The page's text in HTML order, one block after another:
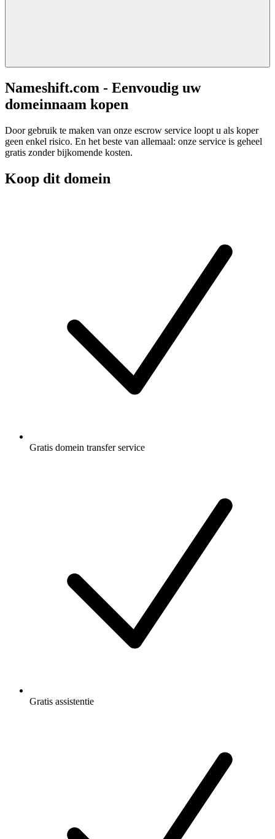
Nameshift.com - Eenvoudig uw
domeinnaam kopen
Door gebruik te maken van onze escrow service loopt u als koper
geen enkel risico. En het beste van allemaal: onze service is geheel
gratis zonder bijkomende kosten.
Koop dit domein
Gratis domein transfer service
Gratis assistentie